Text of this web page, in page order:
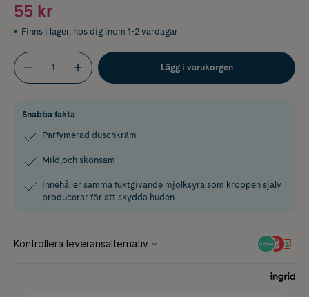
55 kr
Finns i lager, hos dig inom 1-2 vardagar
Lägg i varukorgen
Snabba fakta
Parfymerad duschkräm
Mild,och skonsam
Innehåller samma fuktgivande mjölksyra som kroppen själv
producerar för att skydda huden